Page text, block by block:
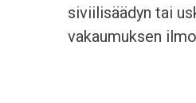
siviilisäädyn tai
vakaumuksen